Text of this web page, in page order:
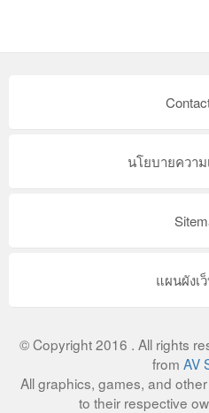
นโยบายควา
แผนผังเ
© Copyright 2016 . All rights
from AV
All graphics, games, and
to their respective